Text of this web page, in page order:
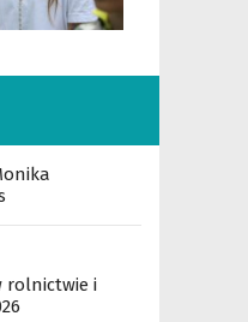
rolnictwie i